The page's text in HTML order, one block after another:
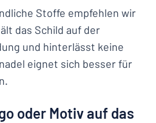
Stoffe empfehlen wir
das Schild auf der
und hinterlässt keine
eignet sich besser für
oder Motiv auf das